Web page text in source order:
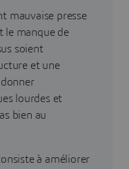
mauvaise presse
le manque de
soient
et une
lourdes et
bien au
à améliorer